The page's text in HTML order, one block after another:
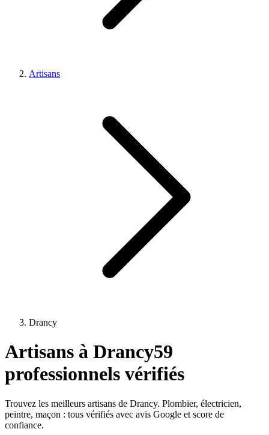
Artisans
Drancy
Artisans à Drancy59
professionnels vérifiés
Trouvez les meilleurs artisans de Drancy. Plombier, électricien,
peintre, maçon : tous vérifiés avec avis Google et score de
confiance.